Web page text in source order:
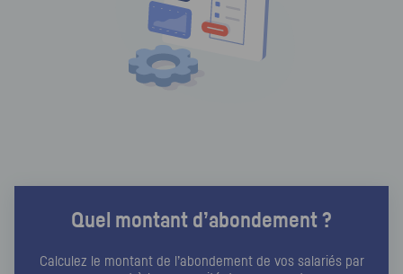
Quel montant d’abondement ?
Calculez le montant de l’abondement de vos salariés par